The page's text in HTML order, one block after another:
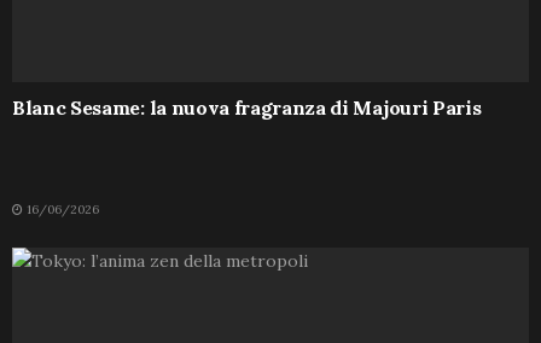
Blanc Sesame: la nuova fragranza di Majouri Paris
16/06/2026